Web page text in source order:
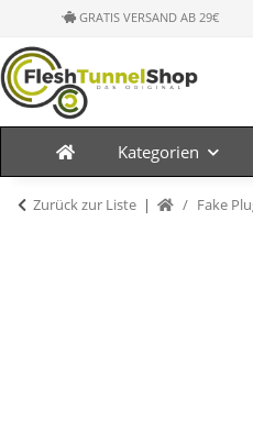
GRATIS VERSAND AB 29€
Kategorien
Zurück zur Liste Fake